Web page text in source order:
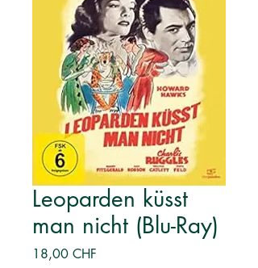
Leoparden küsst
man nicht (Blu-Ray)
18,00 CHF